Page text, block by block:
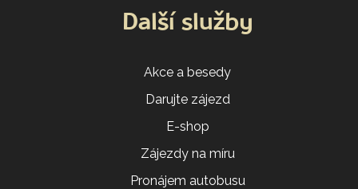
Další služby
Akce a besedy
Darujte zájezd
E-shop
Zájezdy na míru
Pronájem autobusu